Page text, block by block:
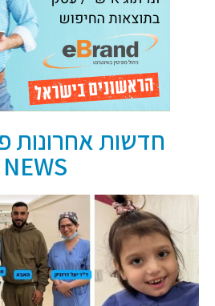
חדשות אחרונות
NEWS